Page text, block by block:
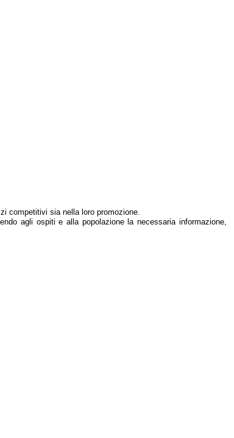
competitivi sia nella loro promozione.
agli ospiti e alla popolazione la necessaria informazione,